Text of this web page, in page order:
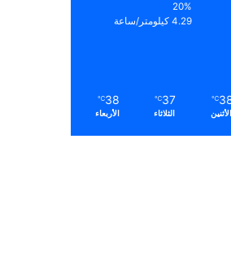
20%
4.29 كيلومتر/ساعة
℃
الأثنين
37
℃
الثلاثاء
38
℃
الأربعاء